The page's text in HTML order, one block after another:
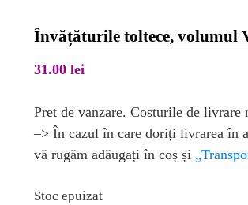
Învățăturile toltece, volumul
31.00 lei
Pret de vanzare. Costurile de livrare
–> În cazul în care doriți livrarea în
vă rugăm adăugați în coș și
Stoc epuizat